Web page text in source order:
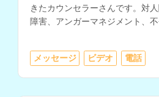
きたカウンセラーさんです。対
障害、アンガーマネジメント、不
メッセージ ビデオ 電話